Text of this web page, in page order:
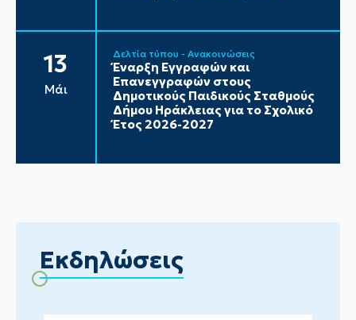
13
Μάι
Δελτία τύπου - Ανακοινώσεις
Έναρξη Εγγραφών και
Επανεγγραφών στους
Δημοτικούς Παιδικούς Σταθμούς
Δήμου Ηράκλειας για το Σχολικό
Έτος 2026-2027
Εκδηλώσεις